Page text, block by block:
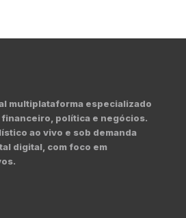
multiplataforma especializado
financeiro, política e negócios.
ao vivo e sob demanda
digital, com foco em